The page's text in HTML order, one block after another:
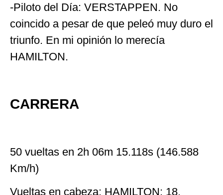
-Piloto del Día: VERSTAPPEN. No
coincido a pesar de que peleó muy duro el
triunfo. En mi opinión lo merecía
HAMILTON.
CARRERA
50 vueltas en 2h 06m 15.118s (146.588
Km/h)
Vueltas en cabeza: HAMILTON: 18,